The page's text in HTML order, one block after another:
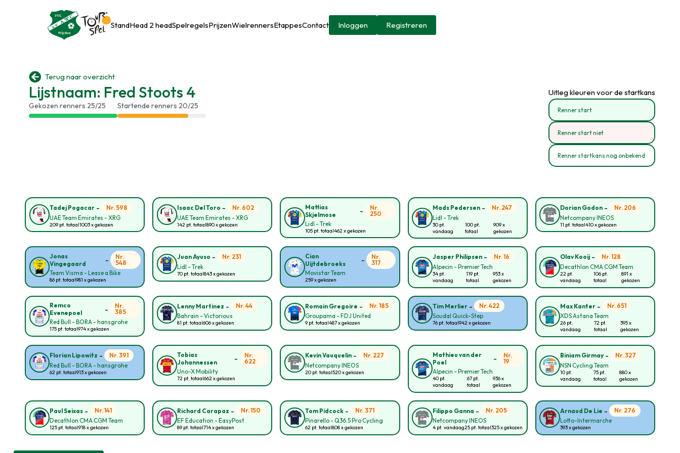
StandHead 2 headSpelregelsPrijzenWielrennersEtappesContact Inloggen Registreren
 Terug naar overzicht
Lijstnaam: Fred Stoots 4
Gekozen renners 25/25 Startende renners 20/25
Uitleg kleuren voor de startkans
Renner start
Renner start niet
Renner startkans nog onbekend
Tadej Pogacar -
Nr. 598
UAE Team Emirates - XRG
209 pt. totaal1003 x gekozen
Isaac Del Toro -
Nr. 602
UAE Team Emirates - XRG
142 pt. totaal890 x gekozen
Mattias
Skjelmose
-
Nr.
250
Lidl - Trek
105 pt. totaal462 x gekozen
Mads Pedersen-
Nr. 247
Lidl - Trek
30 pt.
vandaag
100 pt.
totaal
909 x
gekozen
Dorian Godon-
Nr. 206
Netcompany INEOS
11 pt. totaal410 x gekozen
Jonas
Vingegaard
-
Nr.
548
Team Visma - Lease a Bike
86 pt. totaal981 x gekozen
Juan Ayuso -
Nr. 231
Lidl - Trek
70 pt. totaal843 x gekozen
Cian
Uijtdebroeks
-
Nr.
317
Movistar Team
259 x gekozen
Jasper Philipsen-
Nr. 16
Alpecin - Premier Tech
34 pt.
vandaag
119 pt.
totaal
953 x
gekozen
Olav Kooij-
Nr. 128
Decathlon CMA CGM Team
22 pt.
vandaag
106 pt.
totaal
891 x
gekozen
Remco
Evenepoel
-
Nr.
385
Red Bull - BORA - hansgrohe
175 pt. totaal974 x gekozen
Lenny Martinez -
Nr. 44
Bahrain - Victorious
81 pt. totaal606 x gekozen
Romain Gregoire -
Nr. 185
Groupama - FDJ United
9 pt. totaal487 x gekozen
Tim Merlier-
Nr. 422
Soudal Quick-Step
76 pt. totaal942 x gekozen
Max Kanter-
Nr. 651
XDS Astana Team
26 pt.
vandaag
72 pt.
totaal
395 x
gekozen
Florian Lipowitz -
Nr. 391
Red Bull - BORA - hansgrohe
62 pt. totaal913 x gekozen
Tobias
Johannessen
-
Nr.
622
Uno-X Mobility
72 pt. totaal662 x gekozen
Kevin Vauquelin-
Nr. 227
Netcompany INEOS
20 pt. totaal520 x gekozen
Mathieu van der
Poel
-
Nr.
19
Alpecin - Premier Tech
40 pt.
vandaag
67 pt.
totaal
936 x
gekozen
Biniam Girmay-
Nr. 327
NSN Cycling Team
10 pt.
vandaag
75 pt.
totaal
880 x
gekozen
Paul Seixas -
Nr. 141
Decathlon CMA CGM Team
125 pt. totaal918 x gekozen
Richard Carapaz -
Nr. 150
EF Education - EasyPost
89 pt. totaal714 x gekozen
Tom Pidcock-
Nr. 371
Pinarello - Q36.5 Pro Cycling
62 pt. totaal808 x gekozen
Filippo Ganna -
Nr. 205
Netcompany INEOS
4 pt. vandaag25 pt. totaal325 x gekozen
Arnaud De Lie -
Nr. 276
Lotto-Intermarche
393 x gekozen